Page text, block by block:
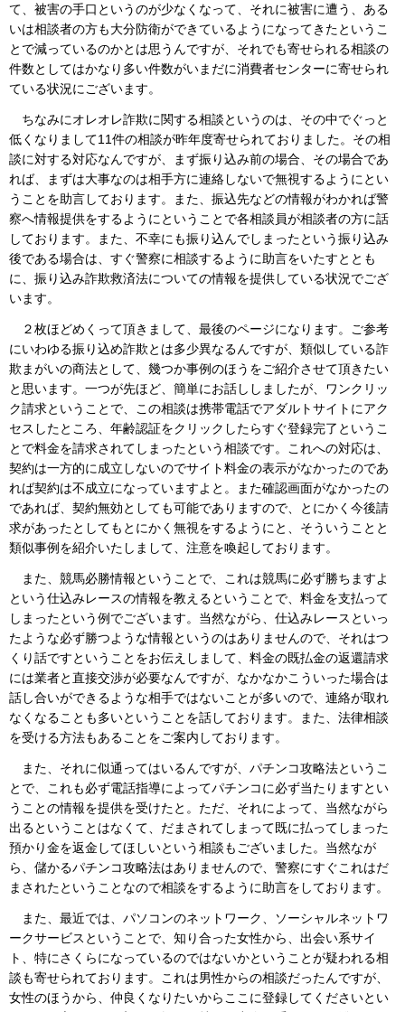
て、被害の手口というのが少なくなって、それに被害に遭う、ある
いは相談者の方も大分防衛ができているようになってきたというこ
とで減っているのかとは思うんですが、それでも寄せられる相談の
件数としてはかなり多い件数がいまだに消費者センターに寄せられ
ている状況にございます。
ちなみにオレオレ詐欺に関する相談というのは、その中でぐっと
低くなりまして11件の相談が昨年度寄せられておりました。その相
談に対する対応なんですが、まず振り込み前の場合、その場合であ
れば、まずは大事なのは相手方に連絡しないで無視するようにとい
うことを助言しております。また、振込先などの情報がわかれば警
察へ情報提供をするようにということで各相談員が相談者の方に話
しております。また、不幸にも振り込んでしまったという振り込み
後である場合は、すぐ警察に相談するように助言をいたすととも
に、振り込み詐欺救済法についての情報を提供している状況でござ
います。
２枚ほどめくって頂きまして、最後のページになります。ご参考
にいわゆる振り込め詐欺とは多少異なるんですが、類似している詐
欺まがいの商法として、幾つか事例のほうをご紹介させて頂きたい
と思います。一つが先ほど、簡単にお話ししましたが、ワンクリッ
ク請求ということで、この相談は携帯電話でアダルトサイトにアク
セスしたところ、年齢認証をクリックしたらすぐ登録完了というこ
とで料金を請求されてしまったという相談です。これへの対応は、
契約は一方的に成立しないのでサイト料金の表示がなかったのであ
れば契約は不成立になっていますよと。また確認画面がなかったの
であれば、契約無効としても可能でありますので、とにかく今後請
求があったとしてもとにかく無視をするようにと、そういうことと
類似事例を紹介いたしまして、注意を喚起しております。
また、競馬必勝情報ということで、これは競馬に必ず勝ちますよ
という仕込みレースの情報を教えるということで、料金を支払って
しまったという例でございます。当然ながら、仕込みレースといっ
たような必ず勝つような情報というのはありませんので、それはつ
くり話ですということをお伝えしまして、料金の既払金の返還請求
には業者と直接交渉が必要なんですが、なかなかこういった場合は
話し合いができるような相手ではないことが多いので、連絡が取れ
なくなることも多いということを話しております。また、法律相談
を受ける方法もあることをご案内しております。
また、それに似通ってはいるんですが、パチンコ攻略法というこ
とで、これも必ず電話指導によってパチンコに必ず当たりますとい
うことの情報を提供を受けたと。ただ、それによって、当然ながら
出るということはなくて、だまされてしまって既に払ってしまった
預かり金を返金してほしいという相談もございました。当然なが
ら、儲かるパチンコ攻略法はありませんので、警察にすぐこれはだ
まされたということなので相談をするように助言をしております。
また、最近では、パソコンのネットワーク、ソーシャルネットワ
ークサービスということで、知り合った女性から、出会い系サイ
ト、特にさくらになっているのではないかということが疑われる相
談も寄せられております。これは男性からの相談だったんですが、
女性のほうから、仲良くなりたいからここに登録してくださいとい